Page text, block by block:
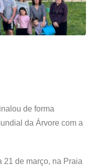
de forma
da Árvore com a
21 de março, na Praia